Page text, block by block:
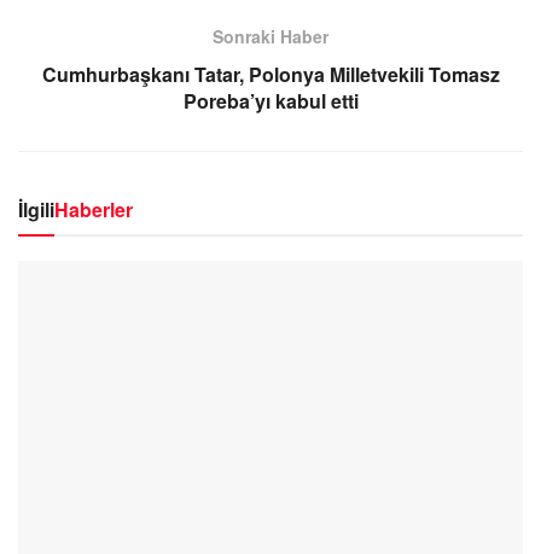
Sonraki Haber
Cumhurbaşkanı Tatar, Polonya Milletvekili Tomasz
Poreba’yı kabul etti
İlgiliHaberler